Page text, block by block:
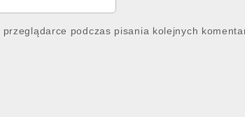
podczas pisania kolejnych